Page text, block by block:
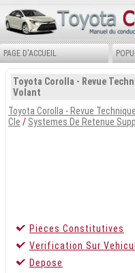
PAGE D'ACCUEIL
Toyota Corolla - Revue
Volant
Toyota Corolla - Revue
Cle / Systemes De Retenue
Pieces Constitutives
Verification Sur
Depose